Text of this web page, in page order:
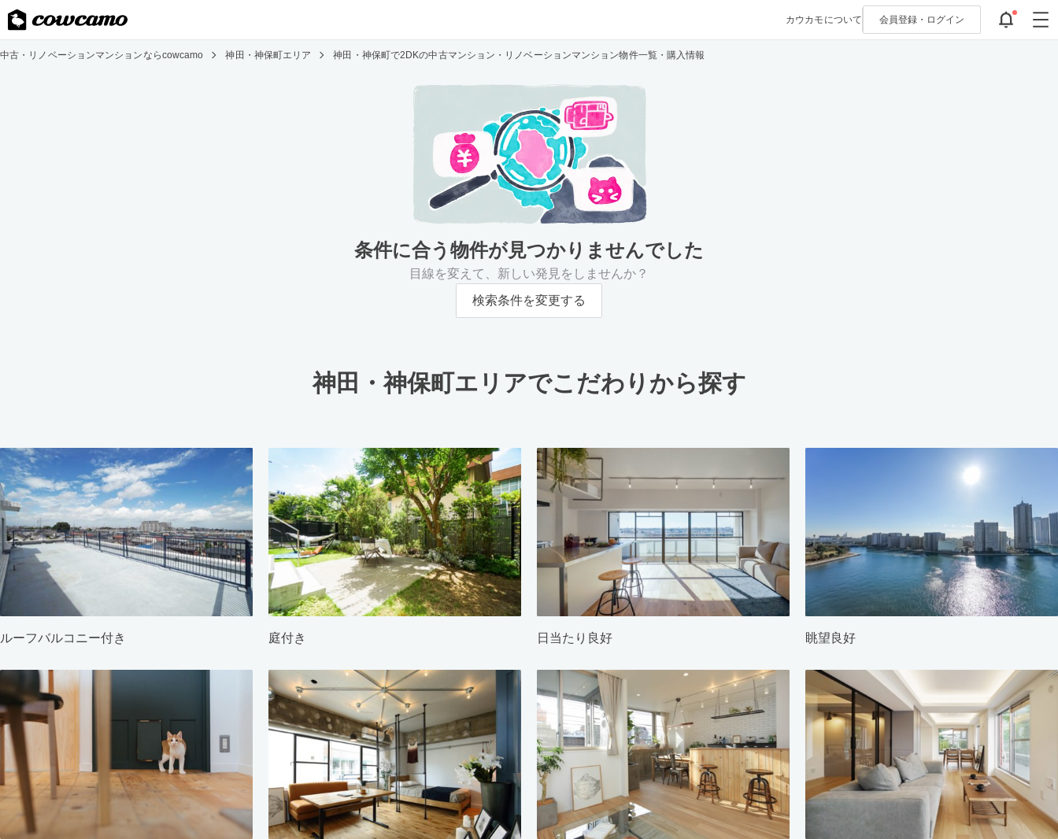
カウカモについて 会員登録・ ログイン
中古・リノベーションマンションならcowcamo 神田・神保町エリア 神田・神保町で2DKの中古マンション・リノベーションマンション物件一覧・購入情報
条件に合う物件が見つかりませんでした
目線を変えて、新しい発見をしませんか？
検索条件を変更する
神田・神保町エリアでこだわりから探す
ルーフバルコニー付き 庭付き 日当たり良好 眺望良好